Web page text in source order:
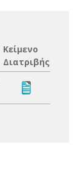
Κείμενο
Διατριβής